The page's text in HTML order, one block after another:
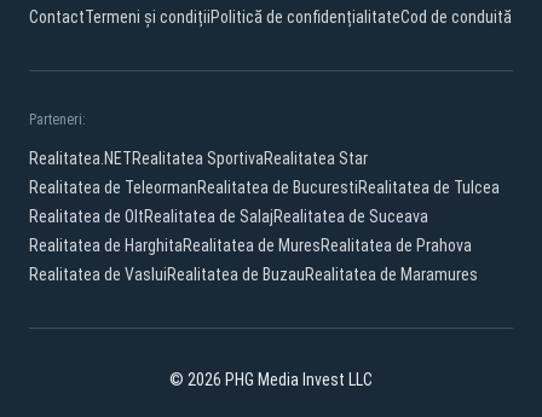
ContactTermeni și condițiiPolitică de confidențialitateCod de conduită
Parteneri:
Realitatea.NETRealitatea SportivaRealitatea Star
Realitatea de TeleormanRealitatea de BucurestiRealitatea de Tulcea
Realitatea de OltRealitatea de SalajRealitatea de Suceava
Realitatea de HarghitaRealitatea de MuresRealitatea de Prahova
Realitatea de VasluiRealitatea de BuzauRealitatea de Maramures
© 2026 PHG Media Invest LLC